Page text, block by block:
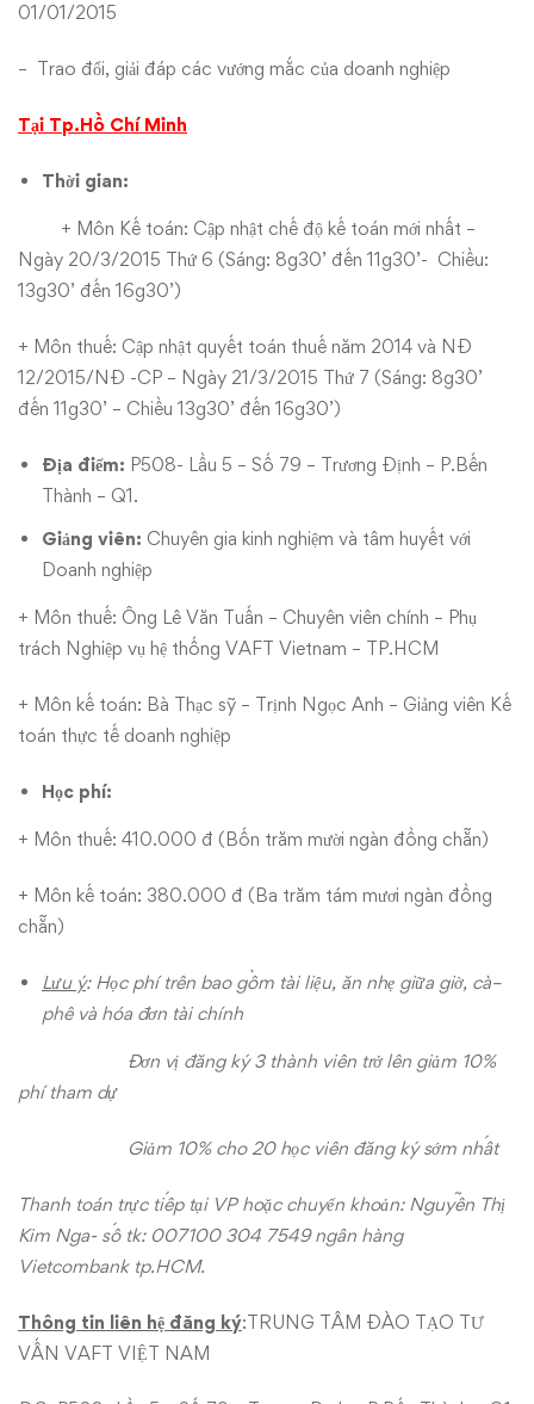
01/01/2015
– Trao đổi, giải đáp các vướng mắc của doanh nghiệp
Tại Tp.Hồ Chí Minh
Thời gian:
+ Môn Kế toán: Cập nhật chế độ kế toán mới nhất –
Ngày 20/3/2015 Thứ 6 (Sáng: 8g30’ đến 11g30’- Chiều:
13g30’ đến 16g30’)
+ Môn thuế: Cập nhật quyết toán thuế năm 2014 và NĐ
12/2015/NĐ -CP – Ngày 21/3/2015 Thứ 7 (Sáng: 8g30’
đến 11g30’ – Chiều 13g30’ đến 16g30’)
Địa điểm: P508- Lầu 5 – Số 79 – Trương Định – P.Bến
Thành – Q1.
Giảng viên: Chuyên gia kinh nghiệm và tâm huyết với
Doanh nghiệp
+ Môn thuế: Ông Lê Văn Tuấn – Chuyên viên chính – Phụ
trách Nghiệp vụ hệ thống VAFT Vietnam – TP.HCM
+ Môn kế toán: Bà Thạc sỹ – Trịnh Ngọc Anh – Giảng viên Kế
toán thực tế doanh nghiệp
Học phí:
+ Môn thuế: 410.000 đ (Bốn trăm mười ngàn đồng chẵn)
+ Môn kế toán: 380.000 đ (Ba trăm tám mươi ngàn đồng
chẵn)
Lưu ý: Học phí trên bao gồm tài liệu, ăn nhẹ giữa giờ, cà–
phê và hóa đơn tài chính
Đơn vị đăng ký 3 thành viên trở lên giảm 10%
phí tham dự
Giảm 10% cho 20 học viên đăng ký sớm nhất
Thanh toán trực tiếp tại VP hoặc chuyển khoản: Nguyễn Thị
Kim Nga- số tk: 007100 304 7549 ngân hàng
Vietcombank tp.HCM.
Thông tin liên hệ đăng ký:TRUNG TÂM ĐÀO TẠO TƯ
VẤN VAFT VIỆT NAM